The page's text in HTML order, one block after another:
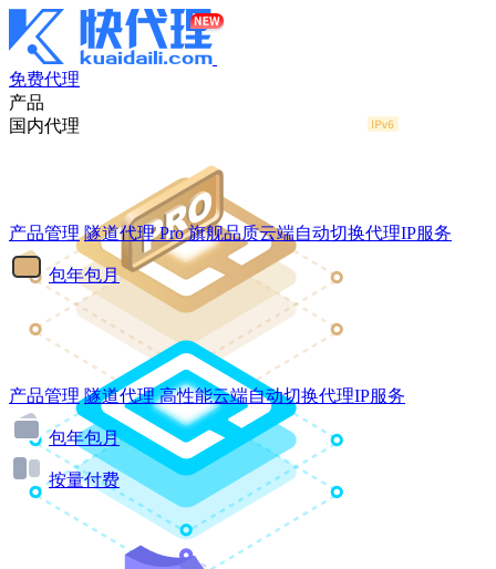
免费代理
产品
国内代理
产品管理 隧道代理Pro 旗舰品质云端自动切换代理IP服务
包年包月
产品管理 隧道代理 高性能云端自动切换代理IP服务
包年包月
按量付费